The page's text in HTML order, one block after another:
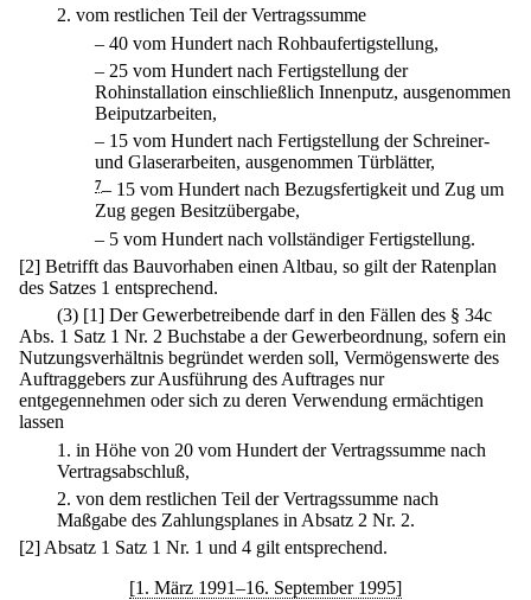
2. vom restlichen Teil der Vertragssumme
– 40 vom Hundert nach Rohbaufertigstellung,
– 25 vom Hundert nach Fertigstellung der
Rohinstallation einschließlich Innenputz, ausgenommen
Beiputzarbeiten,
– 15 vom Hundert nach Fertigstellung der Schreiner-
und Glaserarbeiten, ausgenommen Türblätter,
7– 15 vom Hundert nach Bezugsfertigkeit und Zug um
Zug gegen Besitzübergabe,
– 5 vom Hundert nach vollständiger Fertigstellung.
[2] Betrifft das Bauvorhaben einen Altbau, so gilt der Ratenplan
des Satzes 1 entsprechend.
(3) [1] Der Gewerbetreibende darf in den Fällen des § 34c
Abs. 1 Satz 1 Nr. 2 Buchstabe a der Gewerbeordnung, sofern ein
Nutzungsverhältnis begründet werden soll, Vermögenswerte des
Auftraggebers zur Ausführung des Auftrages nur
entgegennehmen oder sich zu deren Verwendung ermächtigen
lassen
1. in Höhe von 20 vom Hundert der Vertragssumme nach
Vertragsabschluß,
2. von dem restlichen Teil der Vertragssumme nach
Maßgabe des Zahlungsplanes in Absatz 2 Nr. 2.
[2] Absatz 1 Satz 1 Nr. 1 und 4 gilt entsprechend.
[1. März 1991–16. September 1995]